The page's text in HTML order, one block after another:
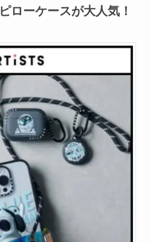
ローケースが大人気！